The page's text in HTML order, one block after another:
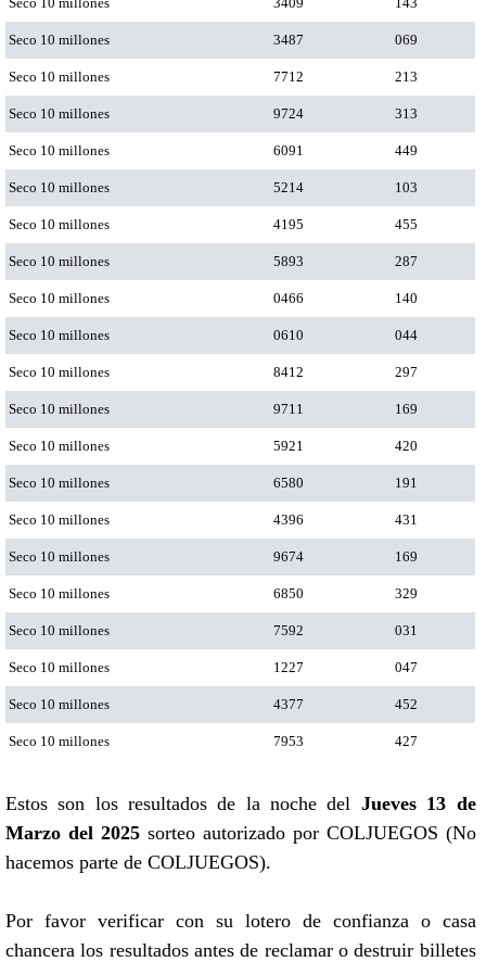
Seco 10 millones 3487 069
Seco 10 millones 7712 213
Seco 10 millones 9724 313
Seco 10 millones 6091 449
Seco 10 millones 5214 103
Seco 10 millones 4195 455
Seco 10 millones 5893 287
Seco 10 millones 0466 140
Seco 10 millones 0610 044
Seco 10 millones 8412 297
Seco 10 millones 9711 169
Seco 10 millones 5921 420
Seco 10 millones 6580 191
Seco 10 millones 4396 431
Seco 10 millones 9674 169
Seco 10 millones 6850 329
Seco 10 millones 7592 031
Seco 10 millones 1227 047
Seco 10 millones 4377 452
Seco 10 millones 7953 427
Estos son los resultados de la noche del Jueves 13 de
Marzo del 2025sorteo autorizado por COLJUEGOS (No
hacemos parte de COLJUEGOS).
Por favor verificar con su lotero de confianza o casa
chancera los resultados antes de reclamar o destruir billetes